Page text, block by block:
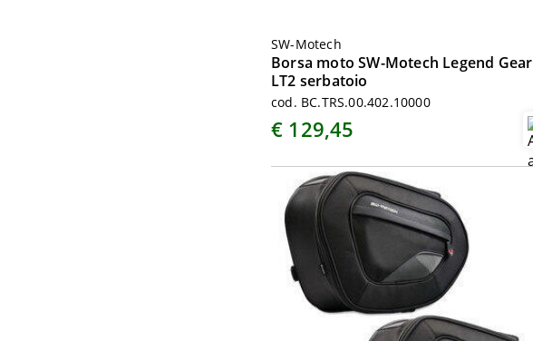
SW-Motech
Borsa moto SW-Motech Legend Gear
LT2 serbatoio
cod. BC.TRS.00.402.10000
€ 129,45